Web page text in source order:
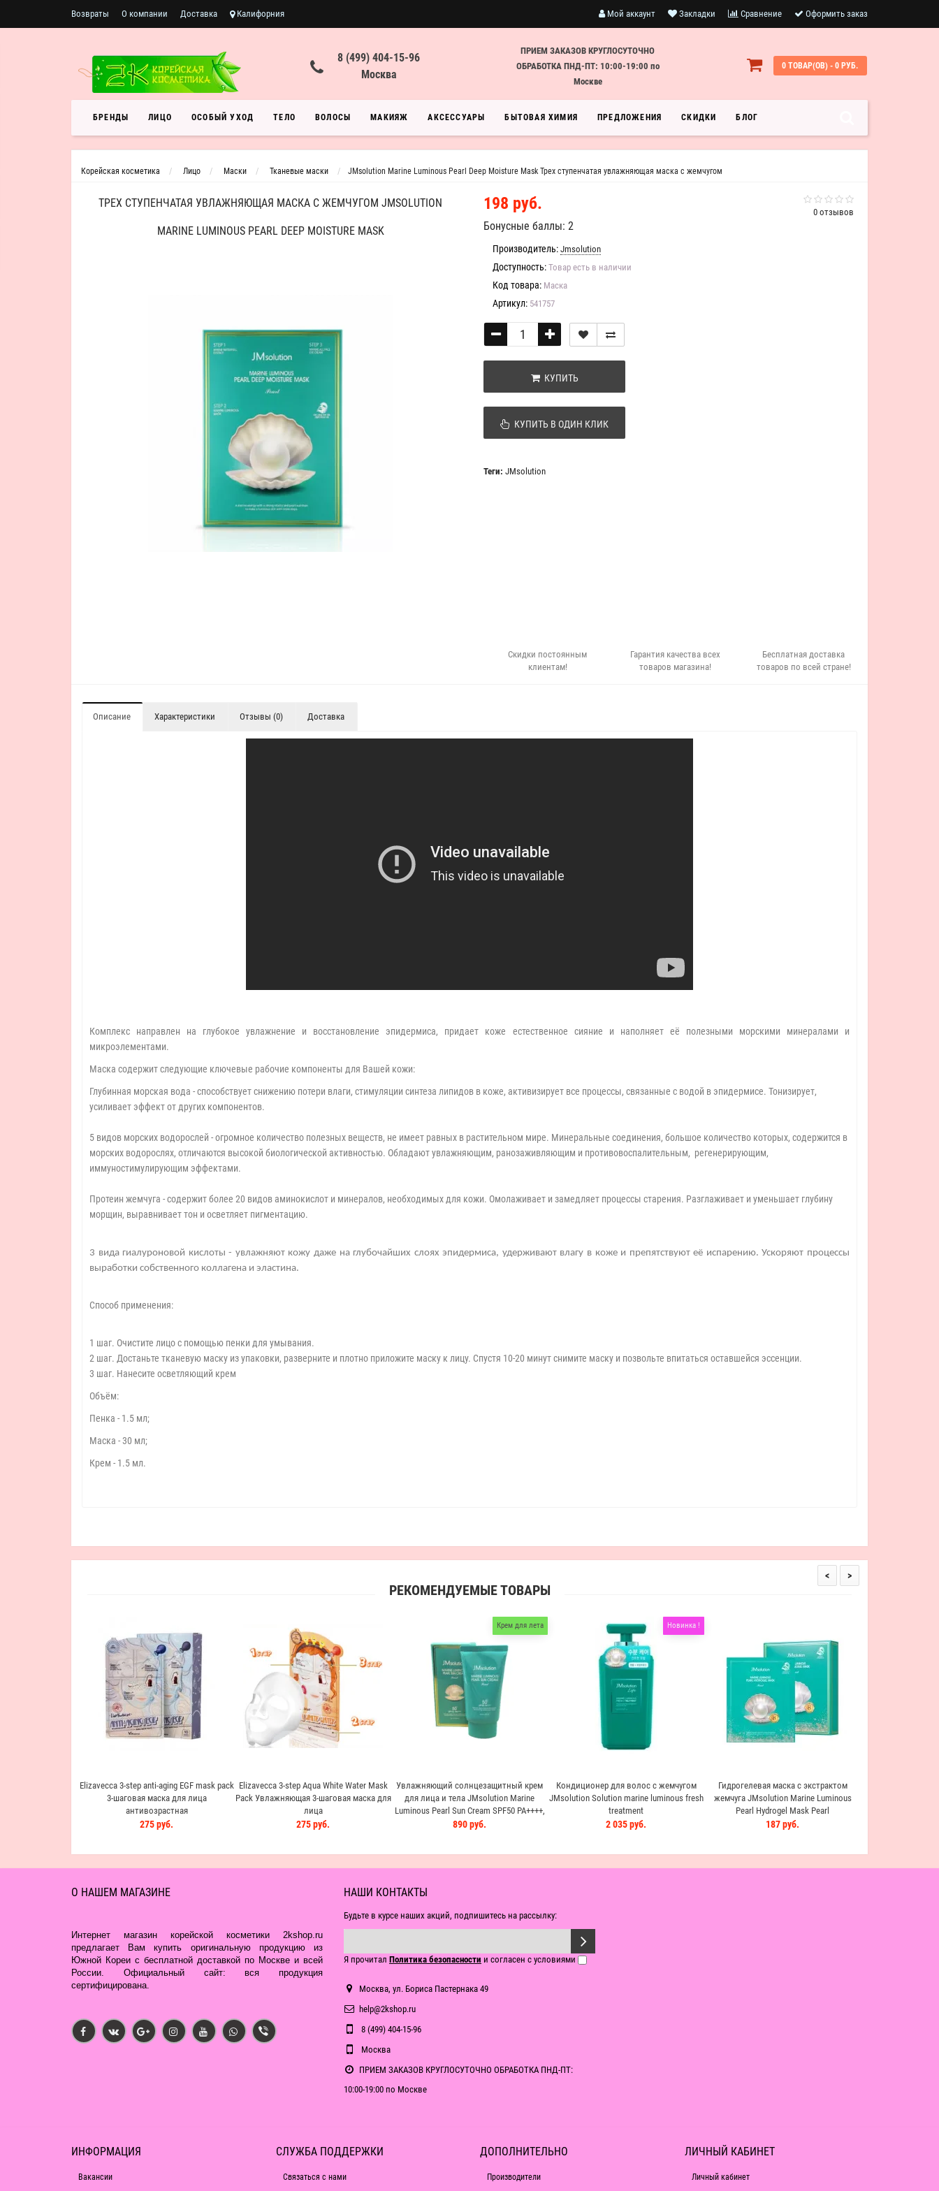
Возвраты О компании Доставка Калифорния Мой аккаунт Закладки Сравнение Оформить заказ
8 (499) 404-15-96
Москва
ПРИЕМ ЗАКАЗОВ КРУГЛОСУТОЧНО
ОБРАБОТКА ПНД-ПТ: 10:00-19:00 по
Москве
0 ТОВАР(ОВ) - 0 РУБ.
БРЕНДЫ ЛИЦО ОСОБЫЙ УХОД ТЕЛО ВОЛОСЫ МАКИЯЖ АКСЕССУАРЫ БЫТОВАЯ ХИМИЯ ПРЕДЛОЖЕНИЯ СКИДКИ БЛОГ
Корейская косметика Лицо Маски Тканевые маски JMsolution Marine Luminous Pearl Deep Moisture Mask Трех ступенчатая увлажняющая маска с жемчугом
ТРЕХ СТУПЕНЧАТАЯ УВЛАЖНЯЮЩАЯ МАСКА С ЖЕМЧУГОМ JMSOLUTION
MARINE LUMINOUS PEARL DEEP MOISTURE MASK
0 отзывов
198 руб.
Бонусные баллы: 2
Производитель: Jmsolution
Доступность: Товар есть в наличии
Код товара: Маска
Артикул: 541757
КУПИТЬ
КУПИТЬ В ОДИН КЛИК
Теги: JMsolution
Скидки постоянным
клиентам!
Гарантия качества всех
товаров магазина!
Бесплатная доставка
товаров по всей стране!
Описание Характеристики Отзывы (0) Доставка
Комплекс направлен на глубокое увлажнение и восстановление эпидермиса, придает коже естественное сияние и наполняет её полезными морскими минералами и
микроэлементами.
Маска содержит следующие ключевые рабочие компоненты для Вашей кожи:
Глубинная морская вода - способствует снижению потери влаги, стимуляции синтеза липидов в коже, активизирует все процессы, связанные с водой в эпидермисе. Тонизирует,
усиливает эффект от других компонентов.
5 видов морских водорослей - огромное количество полезных веществ, не имеет равных в растительном мире. Минеральные соединения, большое количество которых, содержится в
морских водорослях, отличаются высокой биологической активностью. Обладают увлажняющим, ранозаживляющим и противовоспалительным, регенерирующим,
иммуностимулирующим эффектами.
Протеин жемчуга - содержит более 20 видов аминокислот и минералов, необходимых для кожи. Омолаживает и замедляет процессы старения. Разглаживает и уменьшает глубину
морщин, выравнивает тон и осветляет пигментацию.
3 вида гиалуроновой кислоты - увлажняют кожу даже на глубочайших слоях эпидермиса, удерживают влагу в коже и препятствуют её испарению. Ускоряют процессы
выработки собственного коллагена и эластина.
Способ применения:
1 шаг. Очистите лицо с помощью пенки для умывания.
2 шаг. Достаньте тканевую маску из упаковки, разверните и плотно приложите маску к лицу. Спустя 10-20 минут снимите маску и позвольте впитаться оставшейся эссенции.
3 шаг. Нанесите осветляющий крем
Объём:
Пенка - 1.5 мл;
Маска - 30 мл;
Крем - 1.5 мл.
РЕКОМЕНДУЕМЫЕ ТОВАРЫ
Elizavecca 3-step anti-aging EGF mask pack
3-шаговая маска для лица
антивозрастная
275 руб.
Elizavecca 3-step Aqua White Water Mask
Pack Увлажняющая 3-шаговая маска для
лица
275 руб.
Крем для лета
Увлажняющий солнцезащитный крем
для лица и тела JMsolution Marine
Luminous Pearl Sun Cream SPF50 PA++++,
50мл
890 руб.
Новинка !
Кондиционер для волос с жемчугом
JMsolution Solution marine luminous fresh
treatment
2 035 руб.
Гидрогелевая маска с экстрактом
жемчуга JMsolution Marine Luminous
Pearl Hydrogel Mask Pearl
187 руб.
< >
О НАШЕМ МАГАЗИНЕ
Интернет магазин корейской косметики 2kshop.ru
предлагает Вам купить оригинальную продукцию из
Южной Кореи с бесплатной доставкой по Москве и всей
России. Официальный сайт: вся продукция
сертифицирована.
НАШИ КОНТАКТЫ
Будьте в курсе наших акций, подпишитесь на рассылку:
Я прочитал Политика безопасности и согласен с условиями
Москва, ул. Бориса Пастернака 49
help@2kshop.ru
8 (499) 404-15-96
Москва
ПРИЕМ ЗАКАЗОВ КРУГЛОСУТОЧНО ОБРАБОТКА ПНД-ПТ:
10:00-19:00 по Москве
ИНФОРМАЦИЯ
Вакансии
СЛУЖБА ПОДДЕРЖКИ
Связаться с нами
ДОПОЛНИТЕЛЬНО
Производители
ЛИЧНЫЙ КАБИНЕТ
Личный кабинет